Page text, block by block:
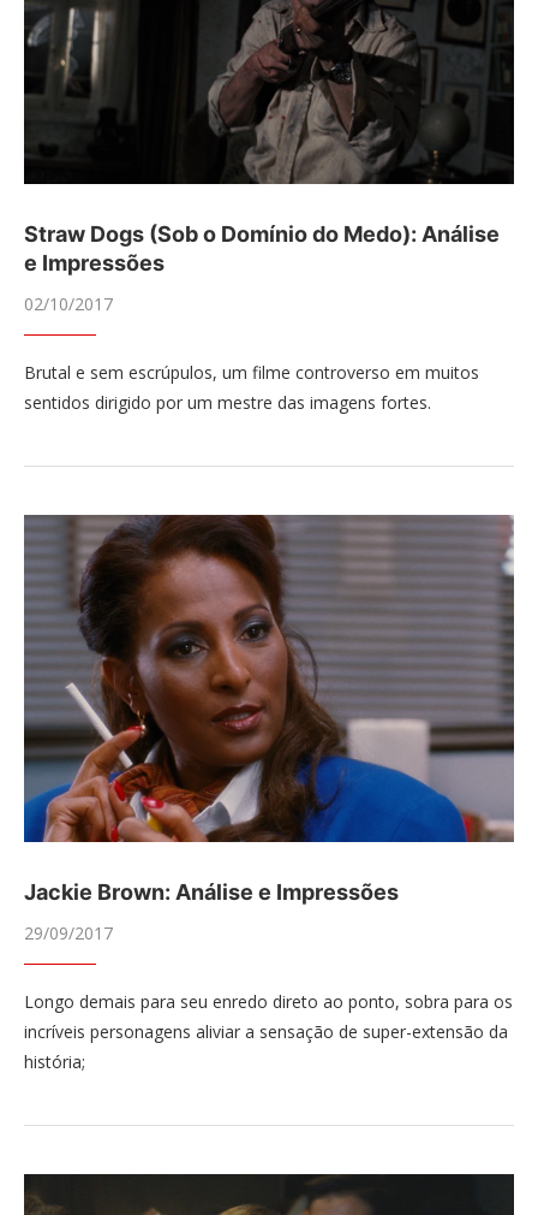
Straw Dogs (Sob o Domínio do Medo): Análise
e Impressões
02/10/2017
Brutal e sem escrúpulos, um filme controverso em muitos
sentidos dirigido por um mestre das imagens fortes.
Jackie Brown: Análise e Impressões
29/09/2017
Longo demais para seu enredo direto ao ponto, sobra para os
incríveis personagens aliviar a sensação de super-extensão da
história;